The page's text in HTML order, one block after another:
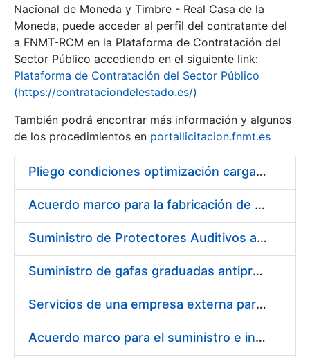
Nacional de Moneda y Timbre - Real Casa de la
Moneda, puede acceder al perfil del contratante del
a FNMT-RCM en la Plataforma de Contratación del
Sector Público accediendo en el siguiente link:
Plataforma de Contratación del Sector Público
(https://contrataciondelestado.es/)
También podrá encontrar más información y algunos
de los procedimientos en portallicitacion.fnmt.es
Pliego condiciones optimización cargas compras firmado
Acuerdo marco para la fabricación de piezas
Suministro de Protectores Auditivos a medida para las personas trabajadoras de los Centros de Trabajo de Madrid y Burgos
Suministro de gafas graduadas antiproyecciones para los trabajadores de la FNMT-RCM en los centros de trabajo de Madrid y Burgos
Servicios de una empresa externa para el asesoramiento y resolución de los recursos de alzada que se presentan relacionados con procesos de selección para la FNMT-RCM
Acuerdo marco para el suministro e instalación de persianas, estores y otros complementos